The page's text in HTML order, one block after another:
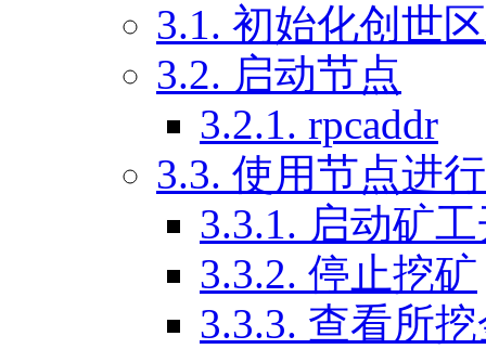
3.1. 初始化创世
3.2. 启动节点
3.2.1. rpcaddr
3.3. 使用节点进
3.3.1. 启动矿
3.3.2. 停止挖矿
3.3.3. 查看所